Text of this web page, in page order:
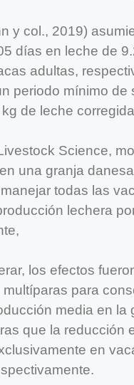
y col., 2019)
días en leche de
adultas,
periodo mínimo de
de leche
Science,
una granja
todas las
lechera
los efectos
para
media en la
que la reducción
en